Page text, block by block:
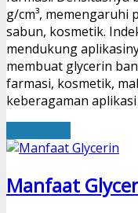
g/cm³, memengaruhi
sabun, kosmetik.
mendukung
membuat glycerin
farmasi, kosmetik,
keberagaman
Manfaat